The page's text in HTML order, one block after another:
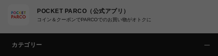
POCKET PARCO（公式アプリ）
コイン＆クーポンでPARCOでのお買い物がオトクに
カテゴリー